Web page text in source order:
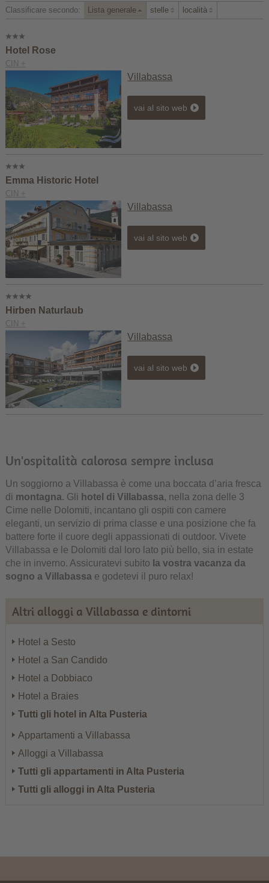
Classificare secondo: Lista generale stelle località
Hotel Rose
CIN +
Villabassa
vai al sito web
Emma Historic Hotel
CIN +
Villabassa
vai al sito web
Hirben Naturlaub
CIN +
Villabassa
vai al sito web
Un'ospitalità calorosa sempre inclusa
Un soggiorno a Villabassa è come una boccata d’aria fresca
di montagna. Gli hotel di Villabassa, nella zona delle 3
Cime nelle Dolomiti, incantano gli ospiti con camere
eleganti, un servizio di prima classe e una posizione che fa
battere forte il cuore degli appassionati di outdoor. Vivete
Villabassa e le Dolomiti dal loro lato più bello, sia in estate
che in inverno. Assicuratevi subito la vostra vacanza da
sogno a Villabassa e godetevi il puro relax!
Altri alloggi a Villabassa e dintorni
Hotel a Sesto
Hotel a San Candido
Hotel a Dobbiaco
Hotel a Braies
Tutti gli hotel in Alta Pusteria
Appartamenti a Villabassa
Alloggi a Villabassa
Tutti gli appartamenti in Alta Pusteria
Tutti gli alloggi in Alta Pusteria